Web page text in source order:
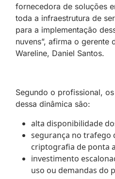
fornecedora de soluções
toda a infraestrutura de
para a implementação
nuvens”, afirma o gerente
Wareline, Daniel Santos.
Segundo o profissional,
dessa dinâmica são:
alta disponibilidade
segurança no trafego
criptografia de ponta
investimento
uso ou demandas do